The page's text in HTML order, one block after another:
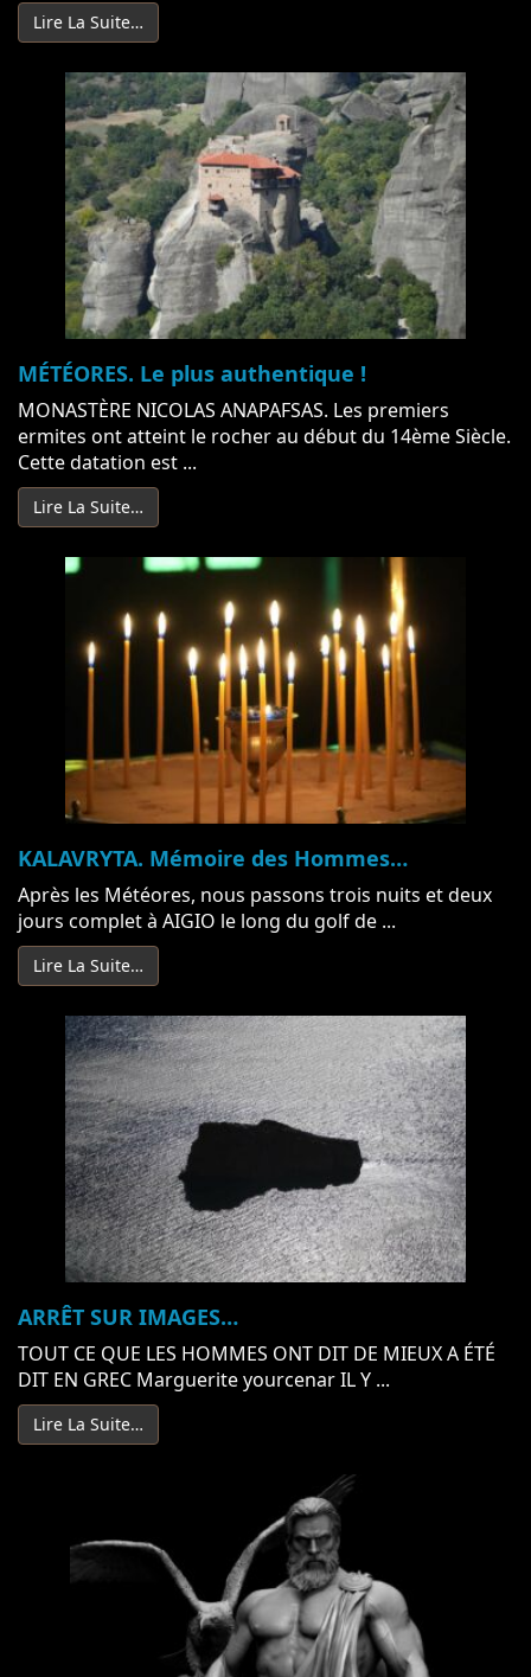
Lire La Suite…
MÉTÉORES. Le plus authentique !
MONASTÈRE NICOLAS ANAPAFSAS. Les premiers
ermites ont atteint le rocher au début du 14ème Siècle.
Cette datation est ...
Lire La Suite…
KALAVRYTA. Mémoire des Hommes…
Après les Météores, nous passons trois nuits et deux
jours complet à AIGIO le long du golf de ...
Lire La Suite…
ARRÊT SUR IMAGES…
TOUT CE QUE LES HOMMES ONT DIT DE MIEUX A ÉTÉ
DIT EN GREC Marguerite yourcenar IL Y ...
Lire La Suite…